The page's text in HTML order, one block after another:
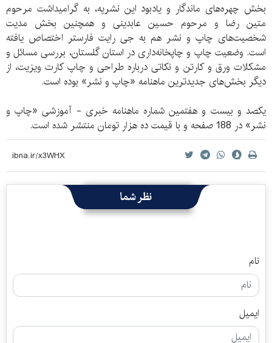
بخش چهره‌های ماندگار و یادبود این نشریه، به گرامیداشت مرحوم
متین رضا و مرحوم حسین عابدینی و همچنین بخش مدیت
شخصیت‌های چاپ و نشر هم به جی رایت فارستر اختصاص یافته
است. وضعیت چاپ و چاپخانه‌داری در استان گلستان، بررسی مسائل و
مشکلات ورق و کارتن و نکاتی درباره طراحی و چاپ کارت ویزیت، از
دیگر بخش‌های جدیدترین ماهنامه «چاپ و نشر» بوده است.
یکصد و بیست و هفتمین شماره ماهنامه خبری - آموزشی «چاپ و
نشر» در 188 صفحه و با قیمت ده هزار تومان منتشر شده است.
نظر شما
نام
ایمیل